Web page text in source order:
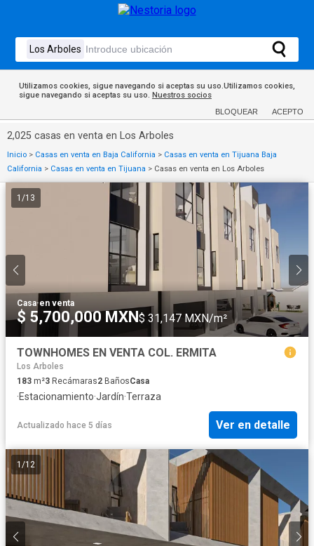
Utilizamos cookies, sigue navegando si aceptas su uso.Utilizamos cookies,
sigue navegando si aceptas su uso. Nuestros socios
BLOQUEAR ACEPTO
2,025 casas en venta en Los Arboles
Inicio > Casas en venta en Baja California > Casas en venta en Tijuana Baja
California > Casas en venta en Tijuana > Casas en venta en Los Arboles
1 /13
Casa·en venta
$ 5,700,000 MXN$ 31,147 MXN/m²
TOWNHOMES EN VENTA COL. ERMITA
Los Arboles
183 m²3 Recámaras2 BañosCasa
·Estacionamiento·Jardín·Terraza
Actualizado hace 5 días Ver en detalle
1 /12